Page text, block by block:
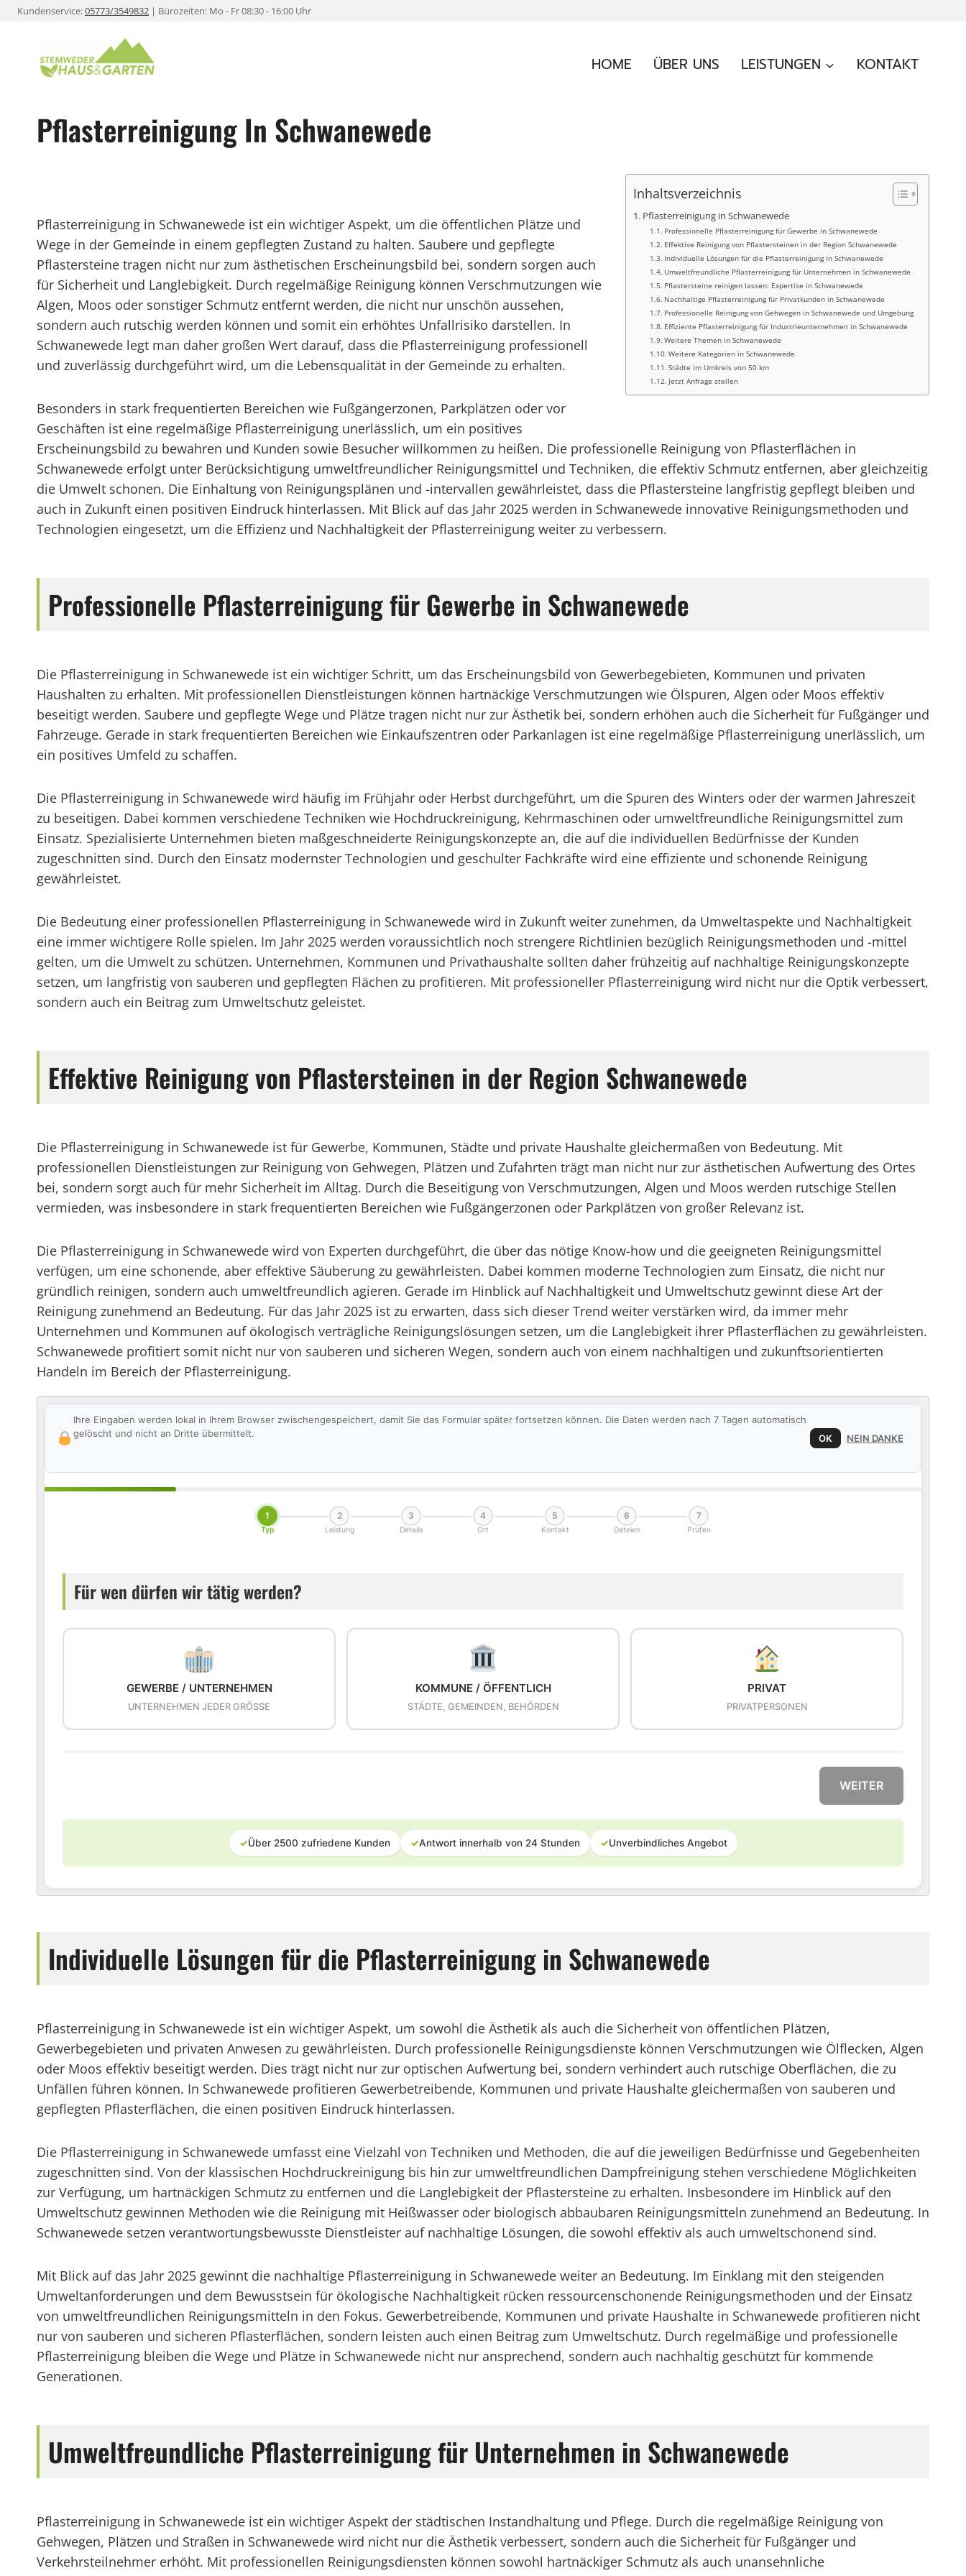
ZumKundenservice:05773/3549832 | Bürozeiten: Mo - Fr 08:30 - 16:00 Uhr
HOME ÜBER UNS LEISTUNGEN KONTAKT
Pflasterreinigung In Schwanewede
Inhaltsverzeichnis
Pflasterreinigung in Schwanewede
Professionelle Pflasterreinigung für Gewerbe in Schwanewede
Effektive Reinigung von Pflastersteinen in der Region Schwanewede
Individuelle Lösungen für die Pflasterreinigung in Schwanewede
Umweltfreundliche Pflasterreinigung für Unternehmen in Schwanewede
Pflastersteine reinigen lassen: Expertise in Schwanewede
Nachhaltige Pflasterreinigung für Privatkunden in Schwanewede
Professionelle Reinigung von Gehwegen in Schwanewede und Umgebung
Effiziente Pflasterreinigung für Industrieunternehmen in Schwanewede
Weitere Themen in Schwanewede
Weitere Kategorien in Schwanewede
Städte im Umkreis von 50 km
Jetzt Anfrage stellen
Pflasterreinigung in Schwanewede ist ein wichtiger Aspekt, um die öffentlichen Plätze und
Wege in der Gemeinde in einem gepflegten Zustand zu halten. Saubere und gepflegte
Pflastersteine tragen nicht nur zum ästhetischen Erscheinungsbild bei, sondern sorgen auch
für Sicherheit und Langlebigkeit. Durch regelmäßige Reinigung können Verschmutzungen wie
Algen, Moos oder sonstiger Schmutz entfernt werden, die nicht nur unschön aussehen,
sondern auch rutschig werden können und somit ein erhöhtes Unfallrisiko darstellen. In
Schwanewede legt man daher großen Wert darauf, dass die Pflasterreinigung professionell
und zuverlässig durchgeführt wird, um die Lebensqualität in der Gemeinde zu erhalten.
Besonders in stark frequentierten Bereichen wie Fußgängerzonen, Parkplätzen oder vor
Geschäften ist eine regelmäßige Pflasterreinigung unerlässlich, um ein positives
Erscheinungsbild zu bewahren und Kunden sowie Besucher willkommen zu heißen. Die professionelle Reinigung von Pflasterflächen in
Schwanewede erfolgt unter Berücksichtigung umweltfreundlicher Reinigungsmittel und Techniken, die effektiv Schmutz entfernen, aber gleichzeitig
die Umwelt schonen. Die Einhaltung von Reinigungsplänen und -intervallen gewährleistet, dass die Pflastersteine langfristig gepflegt bleiben und
auch in Zukunft einen positiven Eindruck hinterlassen. Mit Blick auf das Jahr 2025 werden in Schwanewede innovative Reinigungsmethoden und
Technologien eingesetzt, um die Effizienz und Nachhaltigkeit der Pflasterreinigung weiter zu verbessern.
Professionelle Pflasterreinigung für Gewerbe in Schwanewede
Die Pflasterreinigung in Schwanewede ist ein wichtiger Schritt, um das Erscheinungsbild von Gewerbegebieten, Kommunen und privaten
Haushalten zu erhalten. Mit professionellen Dienstleistungen können hartnäckige Verschmutzungen wie Ölspuren, Algen oder Moos effektiv
beseitigt werden. Saubere und gepflegte Wege und Plätze tragen nicht nur zur Ästhetik bei, sondern erhöhen auch die Sicherheit für Fußgänger und
Fahrzeuge. Gerade in stark frequentierten Bereichen wie Einkaufszentren oder Parkanlagen ist eine regelmäßige Pflasterreinigung unerlässlich, um
ein positives Umfeld zu schaffen.
Die Pflasterreinigung in Schwanewede wird häufig im Frühjahr oder Herbst durchgeführt, um die Spuren des Winters oder der warmen Jahreszeit
zu beseitigen. Dabei kommen verschiedene Techniken wie Hochdruckreinigung, Kehrmaschinen oder umweltfreundliche Reinigungsmittel zum
Einsatz. Spezialisierte Unternehmen bieten maßgeschneiderte Reinigungskonzepte an, die auf die individuellen Bedürfnisse der Kunden
zugeschnitten sind. Durch den Einsatz modernster Technologien und geschulter Fachkräfte wird eine effiziente und schonende Reinigung
gewährleistet.
Die Bedeutung einer professionellen Pflasterreinigung in Schwanewede wird in Zukunft weiter zunehmen, da Umweltaspekte und Nachhaltigkeit
eine immer wichtigere Rolle spielen. Im Jahr 2025 werden voraussichtlich noch strengere Richtlinien bezüglich Reinigungsmethoden und -mittel
gelten, um die Umwelt zu schützen. Unternehmen, Kommunen und Privathaushalte sollten daher frühzeitig auf nachhaltige Reinigungskonzepte
setzen, um langfristig von sauberen und gepflegten Flächen zu profitieren. Mit professioneller Pflasterreinigung wird nicht nur die Optik verbessert,
sondern auch ein Beitrag zum Umweltschutz geleistet.
Effektive Reinigung von Pflastersteinen in der Region Schwanewede
Die Pflasterreinigung in Schwanewede ist für Gewerbe, Kommunen, Städte und private Haushalte gleichermaßen von Bedeutung. Mit
professionellen Dienstleistungen zur Reinigung von Gehwegen, Plätzen und Zufahrten trägt man nicht nur zur ästhetischen Aufwertung des Ortes
bei, sondern sorgt auch für mehr Sicherheit im Alltag. Durch die Beseitigung von Verschmutzungen, Algen und Moos werden rutschige Stellen
vermieden, was insbesondere in stark frequentierten Bereichen wie Fußgängerzonen oder Parkplätzen von großer Relevanz ist.
Die Pflasterreinigung in Schwanewede wird von Experten durchgeführt, die über das nötige Know-how und die geeigneten Reinigungsmittel
verfügen, um eine schonende, aber effektive Säuberung zu gewährleisten. Dabei kommen moderne Technologien zum Einsatz, die nicht nur
gründlich reinigen, sondern auch umweltfreundlich agieren. Gerade im Hinblick auf Nachhaltigkeit und Umweltschutz gewinnt diese Art der
Reinigung zunehmend an Bedeutung. Für das Jahr 2025 ist zu erwarten, dass sich dieser Trend weiter verstärken wird, da immer mehr
Unternehmen und Kommunen auf ökologisch verträgliche Reinigungslösungen setzen, um die Langlebigkeit ihrer Pflasterflächen zu gewährleisten.
Schwanewede profitiert somit nicht nur von sauberen und sicheren Wegen, sondern auch von einem nachhaltigen und zukunftsorientierten
Handeln im Bereich der Pflasterreinigung.
Ihre Eingaben werden lokal in Ihrem Browser zwischengespeichert, damit Sie das Formular später fortsetzen können. Die Daten werden nach 7 Tagen automatisch
gelöscht und nicht an Dritte übermittelt.
OK NEIN DANKE
1
Typ
2
Leistung
3
Details
4
Ort
5
Kontakt
6
Dateien
7
Prüfen
Für wen dürfen wir tätig werden?
GEWERBE / UNTERNEHMEN
UNTERNEHMEN JEDER GRÖSSE
KOMMUNE / ÖFFENTLICH
STÄDTE, GEMEINDEN, BEHÖRDEN
PRIVAT
PRIVATPERSONEN
WEITER
✓Über 2500 zufriedene Kunden ✓Antwort innerhalb von 24 Stunden ✓Unverbindliches Angebot
Individuelle Lösungen für die Pflasterreinigung in Schwanewede
Pflasterreinigung in Schwanewede ist ein wichtiger Aspekt, um sowohl die Ästhetik als auch die Sicherheit von öffentlichen Plätzen,
Gewerbegebieten und privaten Anwesen zu gewährleisten. Durch professionelle Reinigungsdienste können Verschmutzungen wie Ölflecken, Algen
oder Moos effektiv beseitigt werden. Dies trägt nicht nur zur optischen Aufwertung bei, sondern verhindert auch rutschige Oberflächen, die zu
Unfällen führen können. In Schwanewede profitieren Gewerbetreibende, Kommunen und private Haushalte gleichermaßen von sauberen und
gepflegten Pflasterflächen, die einen positiven Eindruck hinterlassen.
Die Pflasterreinigung in Schwanewede umfasst eine Vielzahl von Techniken und Methoden, die auf die jeweiligen Bedürfnisse und Gegebenheiten
zugeschnitten sind. Von der klassischen Hochdruckreinigung bis hin zur umweltfreundlichen Dampfreinigung stehen verschiedene Möglichkeiten
zur Verfügung, um hartnäckigen Schmutz zu entfernen und die Langlebigkeit der Pflastersteine zu erhalten. Insbesondere im Hinblick auf den
Umweltschutz gewinnen Methoden wie die Reinigung mit Heißwasser oder biologisch abbaubaren Reinigungsmitteln zunehmend an Bedeutung. In
Schwanewede setzen verantwortungsbewusste Dienstleister auf nachhaltige Lösungen, die sowohl effektiv als auch umweltschonend sind.
Mit Blick auf das Jahr 2025 gewinnt die nachhaltige Pflasterreinigung in Schwanewede weiter an Bedeutung. Im Einklang mit den steigenden
Umweltanforderungen und dem Bewusstsein für ökologische Nachhaltigkeit rücken ressourcenschonende Reinigungsmethoden und der Einsatz
von umweltfreundlichen Reinigungsmitteln in den Fokus. Gewerbetreibende, Kommunen und private Haushalte in Schwanewede profitieren nicht
nur von sauberen und sicheren Pflasterflächen, sondern leisten auch einen Beitrag zum Umweltschutz. Durch regelmäßige und professionelle
Pflasterreinigung bleiben die Wege und Plätze in Schwanewede nicht nur ansprechend, sondern auch nachhaltig geschützt für kommende
Generationen.
Umweltfreundliche Pflasterreinigung für Unternehmen in Schwanewede
Pflasterreinigung in Schwanewede ist ein wichtiger Aspekt der städtischen Instandhaltung und Pflege. Durch die regelmäßige Reinigung von
Gehwegen, Plätzen und Straßen in Schwanewede wird nicht nur die Ästhetik verbessert, sondern auch die Sicherheit für Fußgänger und
Verkehrsteilnehmer erhöht. Mit professionellen Reinigungsdiensten können sowohl hartnäckiger Schmutz als auch unansehnliche